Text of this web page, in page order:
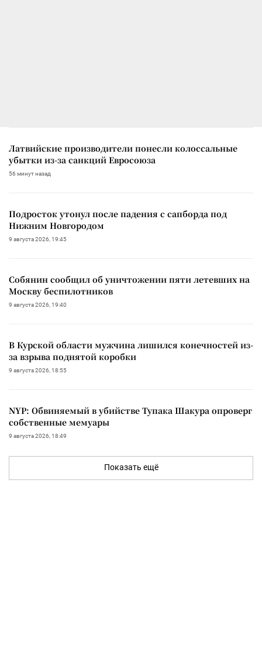
Латвийские производители понесли колоссальные
убытки из-за санкций Евросоюза
56 минут назад
Подросток утонул после падения с сапборда под
Нижним Новгородом
9 августа 2026, 19:45
Собянин сообщил об уничтожении пяти летевших на
Москву беспилотников
9 августа 2026, 19:40
В Курской области мужчина лишился конечностей из-
за взрыва поднятой коробки
9 августа 2026, 18:55
NYP: Обвиняемый в убийстве Тупака Шакура опроверг
собственные мемуары
9 августа 2026, 18:49
Показать ещё